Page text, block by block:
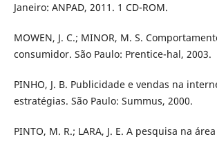
Janeiro: ANPAD, 2011. 1 CD-ROM.
MOWEN, J. C.; MINOR, M. S.
consumidor. São Paulo: Prentice-hal, 2003.
PINHO, J. B. Publicidade e vendas na
estratégias. São Paulo: Summus, 2000.
PINTO, M. R.; LARA, J. E. A pesquisa na